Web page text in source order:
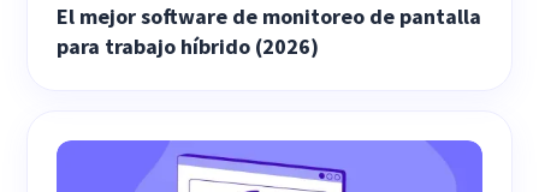
El mejor software de monitoreo de pantalla
para trabajo híbrido (2026)